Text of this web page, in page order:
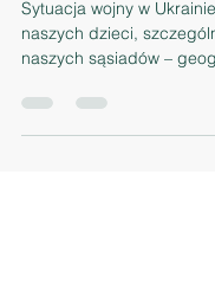
robić, a czego
Sytuacja wojny w
naszych sąsiadów –